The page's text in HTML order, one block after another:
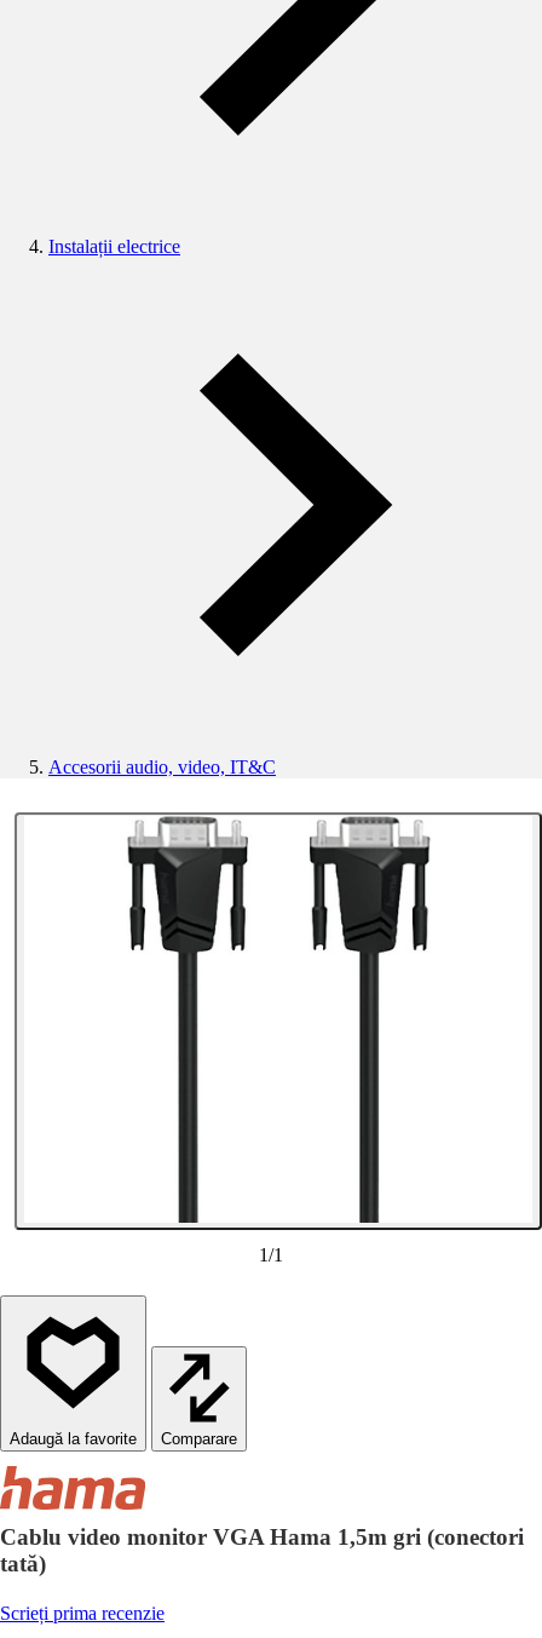
Instalații electrice
Accesorii audio, video, IT&C
1/1
Comparare
Cablu video monitor VGA Hama 1,5m gri (conectori
tată)
Scrieți prima recenzie